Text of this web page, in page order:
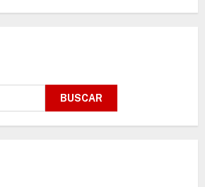
BUSCAR